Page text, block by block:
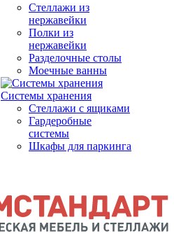
Стеллажи из
нержавейки
Полки из
нержавейки
Разделочные столы
Моечные ванны
Системы хранения
Стеллажи с ящиками
Гардеробные
системы
Шкафы для паркинга